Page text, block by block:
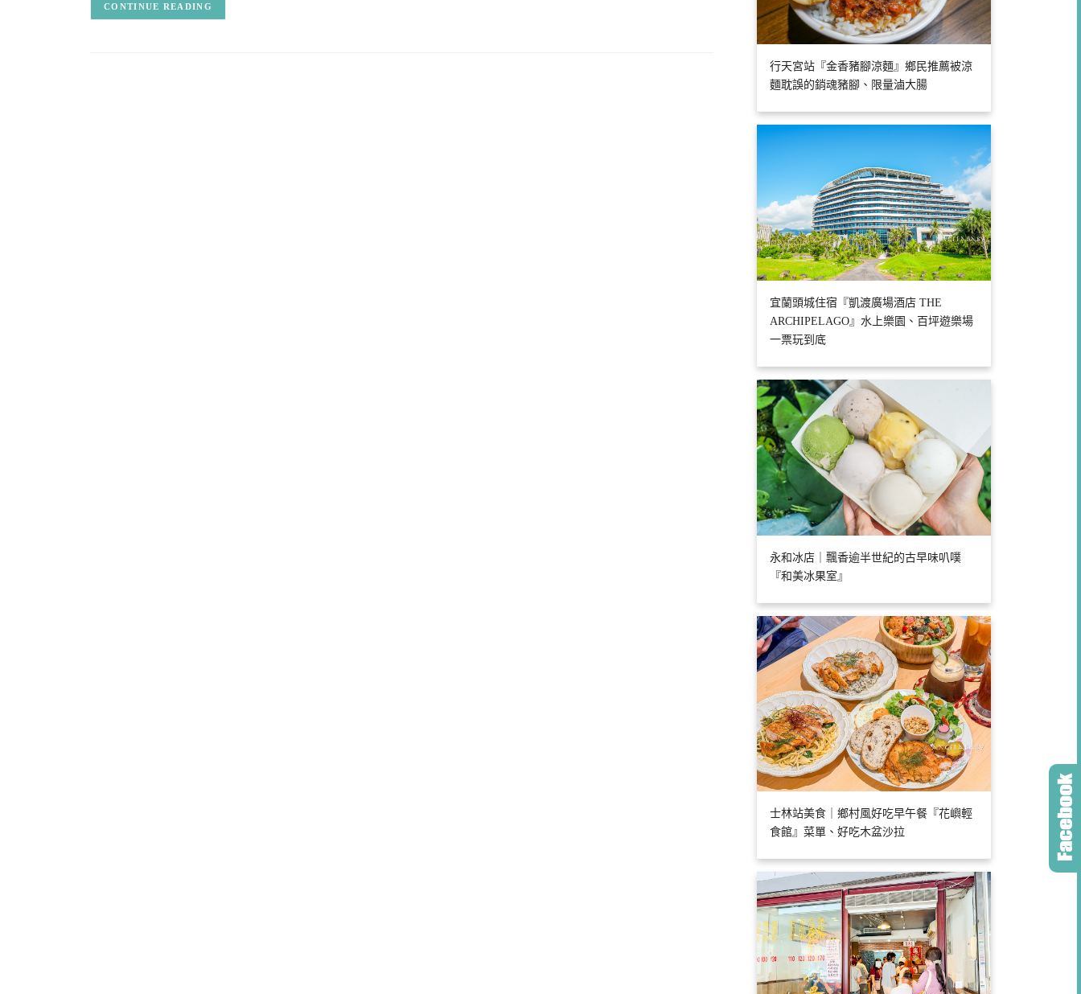
CONTINUE READING
行天宮站『金香豬腳涼麵』鄉民推薦被涼
麵耽誤的銷魂豬腳、限量滷大腸
宜蘭頭城住宿『凱渡廣場酒店 THE
ARCHIPELAGO』水上樂園、百坪遊樂場
一票玩到底
永和冰店｜飄香逾半世紀的古早味叭噗
『和美冰果室』
士林站美食｜鄉村風好吃早午餐『花嶼輕
食館』菜單、好吃木盆沙拉